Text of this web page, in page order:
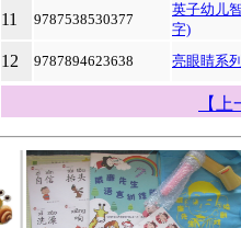
11 9787538530377
英子幼儿
字)
12 9787894623638 亮眼睛系
【上